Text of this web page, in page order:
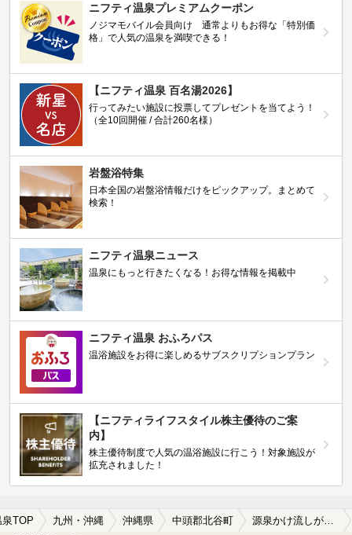
ニフティ温泉プレミアムクーポン
ノジマモバイル会員向け 通常よりもお得な「特別価
格」で人気の温泉を満喫できる！
【ニフティ温泉 百名湯2026】
行ってみたい施設に投票してプレゼントを当てよう！
（全10回開催 / 合計260名様）
岩盤浴特集
日本全国の岩盤浴情報だけをピックアップ。まとめて
検索！
ニフティ温泉ニュース
温泉にもっと行きたくなる！お得な情報を掲載中
ニフティ温泉 おふろパス
温浴施設をお得に楽しめるサブスクリプションプラン
【ニフティライフスタイル株主優待のご案
内】
株主優待制度で人気の温浴施設に行こう！対象施設が
拡充されました！
泉TOP 九州・沖縄 沖縄県 中頭郡北谷町